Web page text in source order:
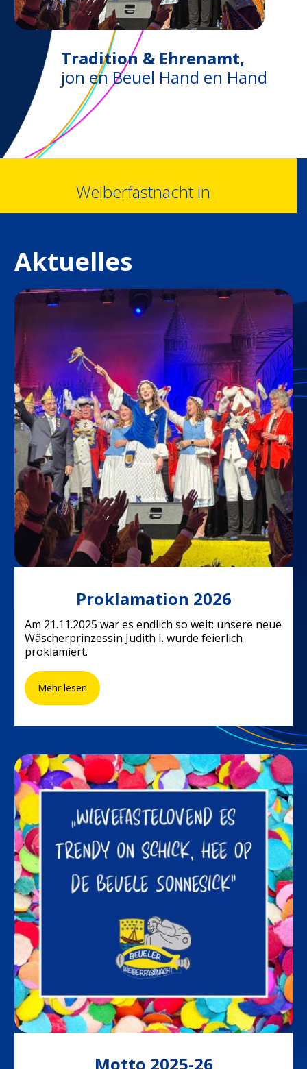
Tradition & Ehrenamt,
jon en Beuel Hand en Hand
Weiberfastnacht in
Aktuelles
Proklamation
Proklamation 2026
Am 21.11.2025 war es endlich so weit: unsere neue
Wäscherprinzessin Judith I. wurde feierlich
proklamiert.
Mehr lesen
Motto
2025-
26
Motto 2025-26